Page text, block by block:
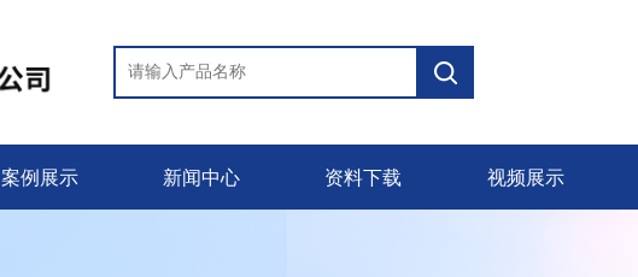
案例展示 新闻中心 资料下载 视频展示